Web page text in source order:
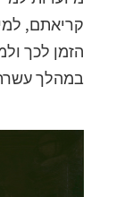
קריאתם,
הזמן לכך
במהלך